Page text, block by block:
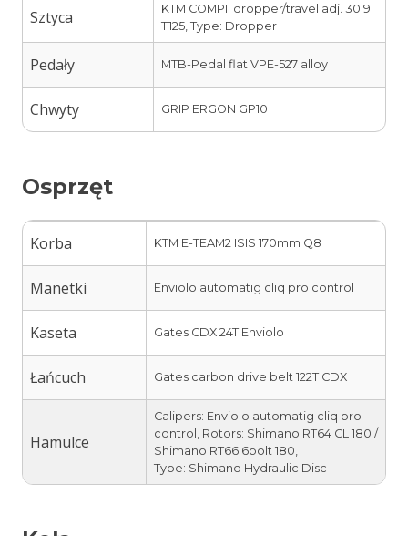
Sztyca
KTM COMPII dropper/travel adj. 30.9
T125, Type: Dropper
Pedały MTB-Pedal flat VPE-527 alloy
Chwyty GRIP ERGON GP10
Osprzęt
Korba KTM E-TEAM2 ISIS 170mm Q8
Manetki Enviolo automatig cliq pro control
Kaseta Gates CDX 24T Enviolo
Łańcuch Gates carbon drive belt 122T CDX
Hamulce
Calipers: Enviolo automatig cliq pro
control, Rotors: Shimano RT64 CL 180 /
Shimano RT66 6bolt 180,
Type: Shimano Hydraulic Disc